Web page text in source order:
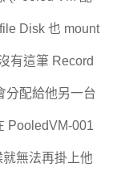
Disk 也 mount
有這筆 Record
分配給他另一台
PooledVM-001
無法再掛上他